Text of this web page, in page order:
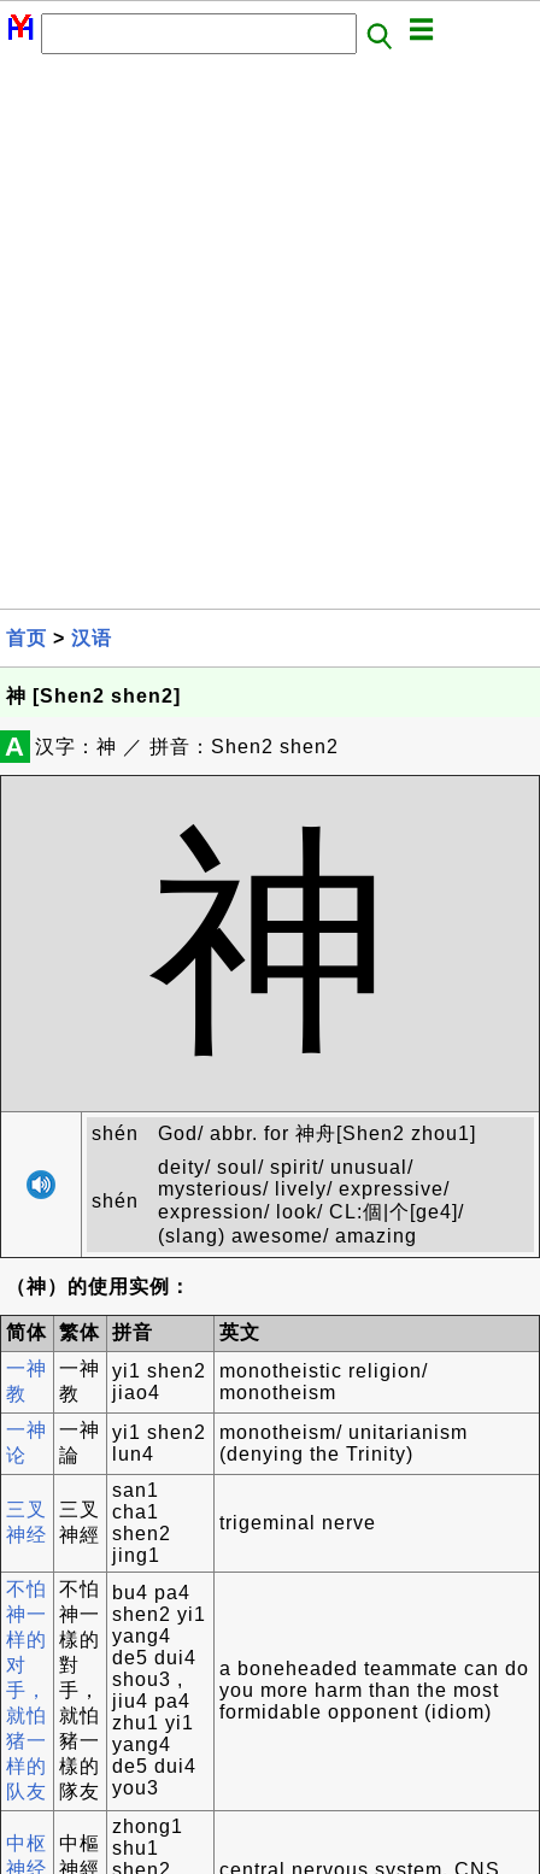
首页 > 汉语
神 [Shen2 shen2]
A 汉字：神 ／ 拼音：Shen2 shen2
神
shén God/ abbr. for 神舟[Shen2 zhou1]
shén
deity/ soul/ spirit/ unusual/
mysterious/ lively/ expressive/
expression/ look/ CL:個|个[ge4]/
(slang) awesome/ amazing
（神）的使用实例：
简体 繁体 拼音
英文
一神
教
一神
教
yi1 shen2
jiao4
monotheistic religion/
monotheism
一神
论
一神
論
yi1 shen2
lun4
monotheism/ unitarianism
(denying the Trinity)
三叉
神经
三叉
神經
san1
cha1
shen2
jing1
trigeminal nerve
不怕
神一
样的
对
手，
就怕
猪一
样的
队友
不怕
神一
樣的
對
手，
就怕
豬一
樣的
隊友
bu4 pa4
shen2 yi1
yang4
de5 dui4
shou3 ,
jiu4 pa4
zhu1 yi1
yang4
de5 dui4
you3
a boneheaded teammate can do
you more harm than the most
formidable opponent (idiom)
中枢
神经
中樞
神經
zhong1
shu1
shen2
central nervous system, CNS